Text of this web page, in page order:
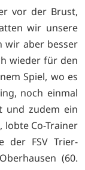
vor der Brust,
wir unsere
wir aber besser
wieder für den
Spiel, wo es
noch einmal
und zudem ein
lobte Co-Trainer
der FSV Trier-
(60.